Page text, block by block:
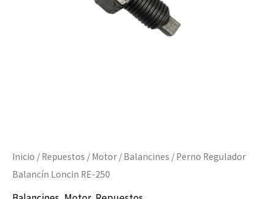
Inicio / Repuestos / Motor / Balancines / Perno Regulador
Balancín Loncin RE-250